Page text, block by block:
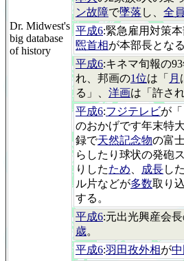
Dr. Midwest's
big database
of history
ン故障で墜落 し、 全員
平成6:緊急雇用対策
煕首相が本部長となる
平成6:キネマ旬報の
れ、邦画の1位は「 月
る」、 洋画は「許さ
平成6:フジテレビが
のおかげです年末特
録で天然記念物の富
らしたり球状の発砲
りしたため 成長し
ル片などが多数取り
する。
平成6:元出光興産会長
歳。
平成6:羽田孜外相が中